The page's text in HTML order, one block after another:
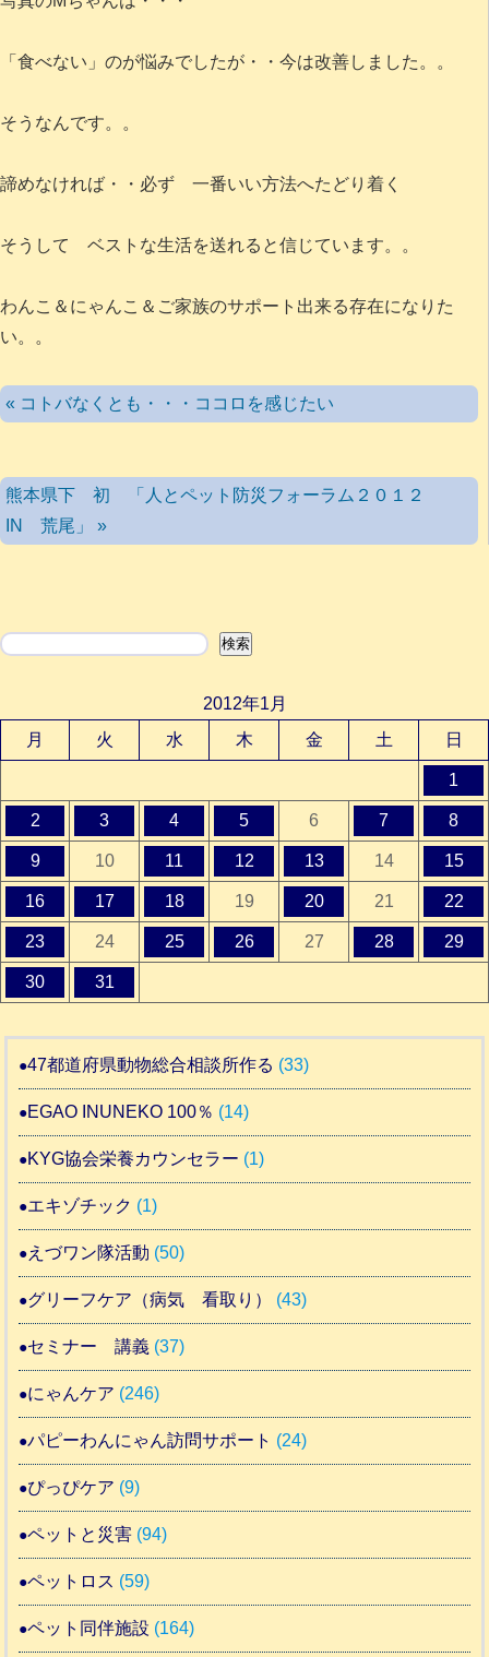
「食べない」のが悩みでしたが・・今は改善しました。。
そうなんです。。
諦めなければ・・必ず 一番いい方法へたどり着く
そうして ベストな生活を送れると信じています。。
わんこ＆にゃんこ＆ご家族のサポート出来る存在になりた
い。。
« コトバなくとも・・・ココロを感じたい
熊本県下 初 「人とペット防災フォーラム２０１２
IN 荒尾」 »
検索 検索
2012年1月
月
火 水 木 金 土 日
1
2 3 4 5 6 7 8
9 10 11 12 13 14 15
16 17 18 19 20 21 22
23 24 25 26 27 28 29
30 31
47都道府県動物総合相談所作る (33)
EGAO INUNEKO 100％ (14)
KYG協会栄養カウンセラー (1)
エキゾチック (1)
えづワン隊活動 (50)
グリーフケア（病気 看取り） (43)
セミナー 講義 (37)
にゃんケア (246)
パピーわんにゃん訪問サポート (24)
ぴっぴケア (9)
ペットと災害 (94)
ペットロス (59)
ペット同伴施設 (164)